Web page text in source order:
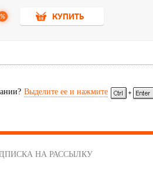
% КУПИТЬ
Выделите ее и нажмите
НА РАССЫЛКУ